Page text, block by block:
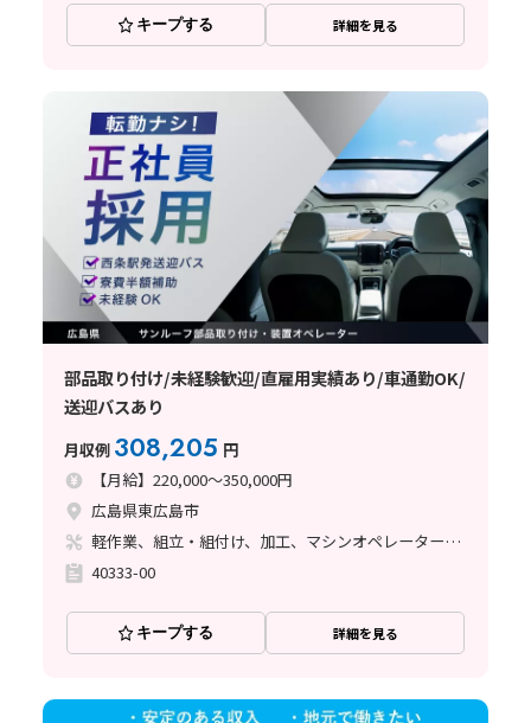
キープする 詳細を見る
部品取り付け/未経験歓迎/直雇用実績あり/車通勤OK/
送迎バスあり
月収例 308,205 円
【月給】220,000～350,000円
広島県東広島市
軽作業、組立・組付け、加工、マシンオペレーター、立ち作業
40333-00
キープする 詳細を見る